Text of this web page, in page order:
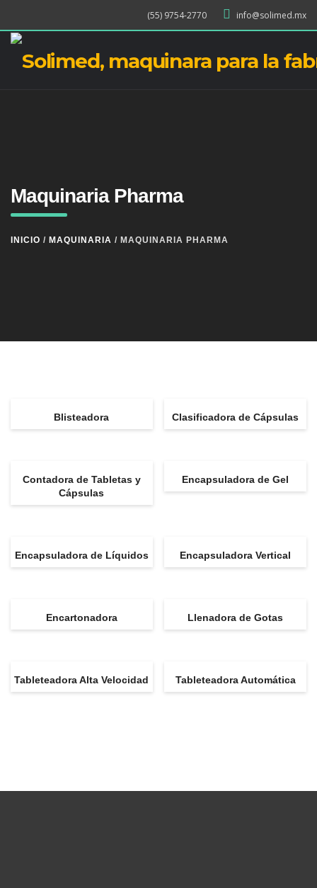
(55) 9754-2770 info@solimed.mx
Maquinaria Pharma
INICIO / MAQUINARIA / MAQUINARIA PHARMA
Blisteadora Clasificadora de Cápsulas
Contadora de Tabletas y
Cápsulas
Encapsuladora de Gel
Encapsuladora de Líquidos Encapsuladora Vertical
Encartonadora Llenadora de Gotas
Tableteadora Alta Velocidad Tableteadora Automática